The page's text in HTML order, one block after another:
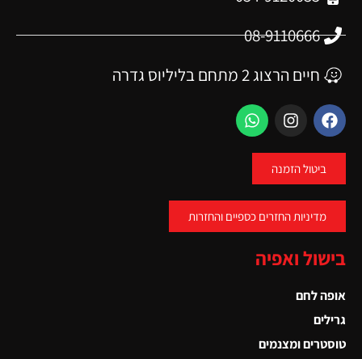
08-9110666
חיים הרצוג 2 מתחם בליליוס גדרה
ביטול הזמנה
מדיניות החזרים כספיים והחזרות
בישול ואפיה
אופה לחם
גרילים
טוסטרים ומצנמים